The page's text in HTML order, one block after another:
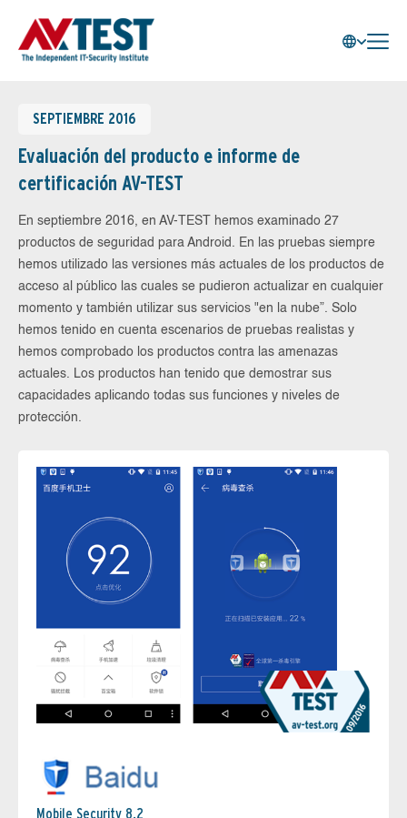
SEPTIEMBRE 2016
Evaluación del producto e informe de
certificación AV-TEST
En septiembre 2016, en AV-TEST hemos examinado 27
productos de seguridad para Android. En las pruebas siempre
hemos utilizado las versiones más actuales de los productos de
acceso al público las cuales se pudieron actualizar en cualquier
momento y también utilizar sus servicios "en la nube”. Solo
hemos tenido en cuenta escenarios de pruebas realistas y
hemos comprobado los productos contra las amenazas
actuales. Los productos han tenido que demostrar sus
capacidades aplicando todas sus funciones y niveles de
protección.
Mobile Security 8.2